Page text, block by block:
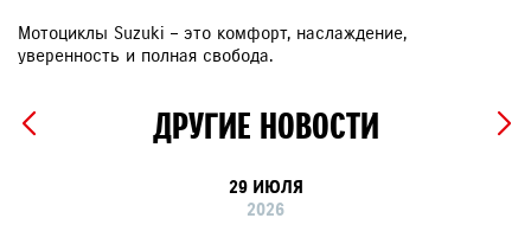
Мотоциклы Suzuki – это комфорт, наслаждение,
уверенность и полная свобода.
ДРУГИЕ НОВОСТИ
29 ИЮЛЯ
2026